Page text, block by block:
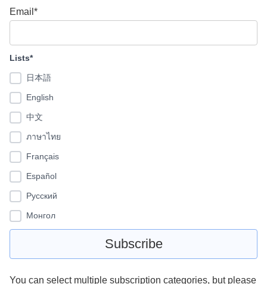
Email*
Lists*
日本語
English
中文
ภาษาไทย
Français
Español
Pусский
Монгол
You can select multiple subscription categories, but please